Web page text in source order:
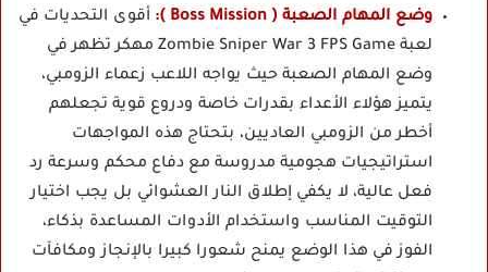
وضع المهام الصعبة ( Boss Mission ):
أقوى التحديات في
لعبة Zombie Sniper War 3 FPS Game مهكر تظهر في
وضع المهام الصعبة حيث يواجه اللاعب زعماء الزومبي،
يتميز هؤلاء الأعداء بقدرات خاصة ودروع قوية تجعلهم
أخطر من الزومبي العاديين، بتحتاج هذه المواجهات
استراتيجيات هجومية مدروسة مع دفاع محكم وسرعة رد
فعل عالية، لا يكفي إطلاق النار العشوائي بل يجب اختيار
التوقيت المناسب واستخدام الأدوات المساعدة بذكاء،
الفوز في هذا الوضع يمنح شعورا كبيرا بالإنجاز ومكافآت